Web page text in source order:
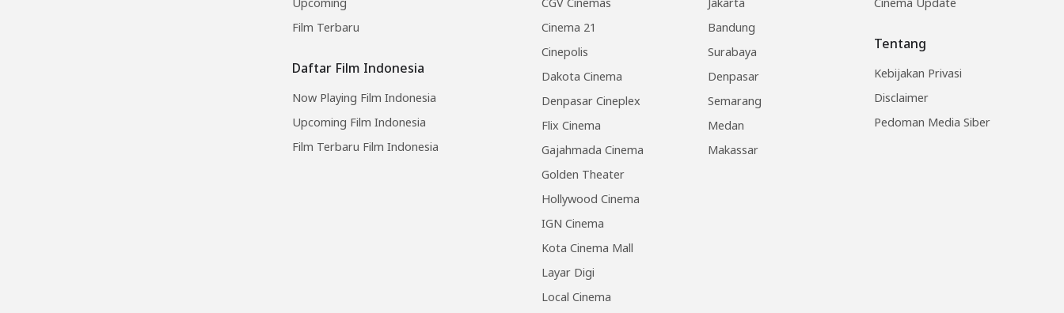
Upcoming
Film Terbaru
Daftar Film Indonesia
Now Playing Film Indonesia
Upcoming Film Indonesia
Film Terbaru Film Indonesia
CGV Cinemas
Cinema 21
Cinepolis
Dakota Cinema
Denpasar Cineplex
Flix Cinema
Gajahmada Cinema
Golden Theater
Hollywood Cinema
IGN Cinema
Kota Cinema Mall
Layar Digi
Local Cinema
Jakarta
Bandung
Surabaya
Denpasar
Semarang
Medan
Makassar
Cinema Update
Tentang
Kebijakan Privasi
Disclaimer
Pedoman Media Siber